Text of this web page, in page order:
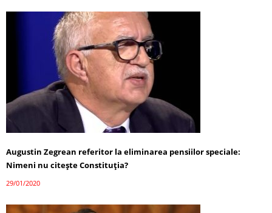
Augustin Zegrean referitor la eliminarea pensiilor speciale:
Nimeni nu citeşte Constituţia?
29/01/2020